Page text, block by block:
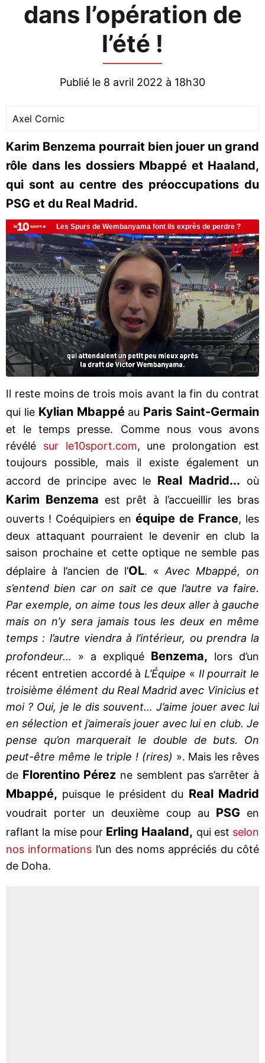
dans l’opération de
l’été !
Publié le 8 avril 2022 à 18h30
Axel Cornic
Karim Benzema pourrait bien jouer un grand
rôle dans les dossiers Mbappé et Haaland,
qui sont au centre des préoccupations du
PSG et du Real Madrid.
Il reste moins de trois mois avant la fin du contrat
qui lie Kylian Mbappéau Paris Saint-Germain
et le temps presse. Comme nous vous avons
révélé sur le10sport.com, une prolongation est
toujours possible, mais il existe également un
accord de principe avec le Real Madrid... où
Karim Benzema est prêt à l’accueillir les bras
ouverts ! Coéquipiers en équipe de France, les
deux attaquant pourraient le devenir en club la
saison prochaine et cette optique ne semble pas
déplaire à l’ancien de l’OL. « Avec Mbappé, on
s’entend bien car on sait ce que l’autre va faire.
Par exemple, on aime tous les deux aller à gauche
mais on n’y sera jamais tous les deux en même
temps : l’autre viendra à l’intérieur, ou prendra la
profondeur… » a expliqué Benzema, lors d’un
récent entretien accordé à L’Équipe « Il pourrait le
troisième élément du Real Madrid avec Vinicius et
moi ? Oui, je le dis souvent… J’aime jouer avec lui
en sélection et j’aimerais jouer avec lui en club. Je
pense qu’on marquerait le double de buts. On
peut-être même le triple ! (rires) ». Mais les rêves
de Florentino Pérez ne semblent pas s’arrêter à
Mbappé, puisque le président du Real Madrid
voudrait porter un deuxième coup au PSGen
raflant la mise pour Erling Haaland, qui est selon
nos informations l’un des noms appréciés du côté
de Doha.